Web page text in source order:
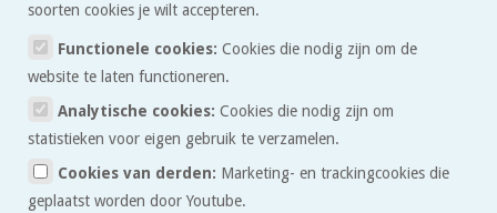
De Griekse letter pi (
) kom je veel tegen in de wiskunde. Het
getal pi is het getal dat je krijgt als je de omtrek van een cirkel deelt
door de diameter van die cirkel. Omgekeerd kun je pi dus ook
gebruiken om de omtrek te berekenen als je alleen de diameter
weet. Pi is een getal met oneindig veel decimalen, maar wordt
meestal afgekort tot 3,14.
soorten cookies je wilt accepteren.
Functionele cookies: Cookies die nodig zijn om de
website te laten functioneren.
Analytische cookies: Cookies die nodig zijn om
statistieken voor eigen gebruik te verzamelen.
Cookies van derden: Marketing- en trackingcookies die
geplaatst worden door Youtube.